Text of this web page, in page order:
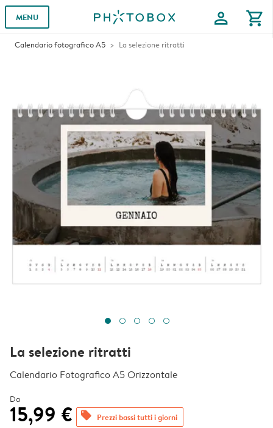
MENU profile shopping_cart
Calendario fotografico A5 La selezione ritratti
La selezione ritratti
Calendario Fotografico A5 Orizzontale
Da
15,99 € offers Prezzi bassi tutti i giorni